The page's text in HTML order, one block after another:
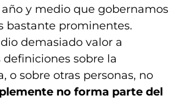
año y medio que gobernamos
bastante prominentes.
demasiado valor a
sobre la
o sobre otras personas, no
no forma parte del